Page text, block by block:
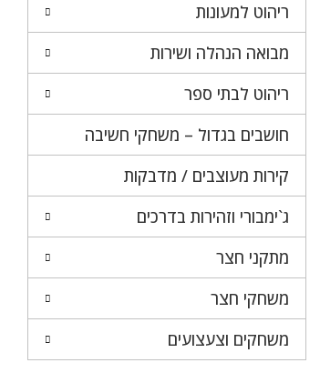
ריהוט למעונות
מבואה הנהלה ושירות
ריהוט לבתי ספר
חושבים בגדול – משחקי חשיבה
קירות מעוצבים / מדבקות
ג`ימבורי וזהירות בדרכים
מתקני חצר
משחקי חצר
משחקים וצעצועים